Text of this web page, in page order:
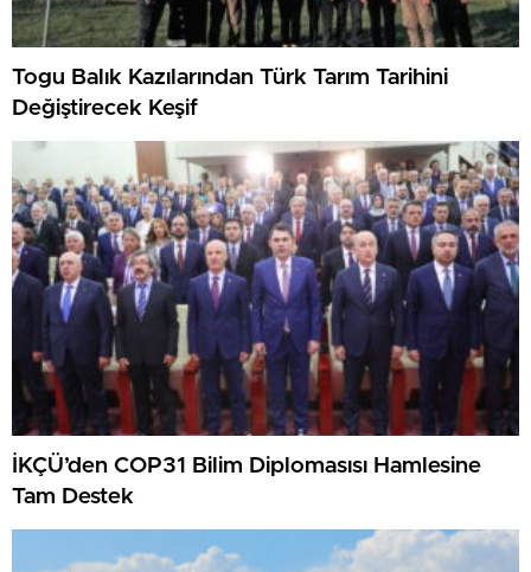
Togu Balık Kazılarından Türk Tarım Tarihini
Değiştirecek Keşif
İKÇÜ’den COP31 Bilim Diplomasısı Hamlesine
Tam Destek